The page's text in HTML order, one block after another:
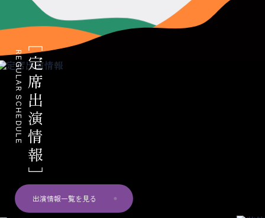
定席出演情報
REGULAR SCHEDULE
出演情報一覧を見る